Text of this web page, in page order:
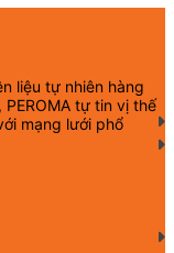
liệu tự nhiên hàng
tự tin vị thế
mạng lưới phổ